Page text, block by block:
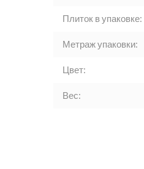
Плиток в упаковке:
Метраж упаковки:
Цвет:
Вес: